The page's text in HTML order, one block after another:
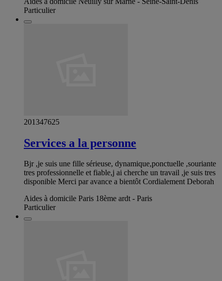
Particulier
201347625
Services a la personne
Bjr ,je suis une fille sérieuse, dynamique,ponctuelle ,souriante
tres professionnelle et fiable,j ai cherche un travail ,je suis tres
disponible Merci par avance a bientôt Cordialement Deborah
Aides à domicile Paris 18ème ardt - Paris
Particulier